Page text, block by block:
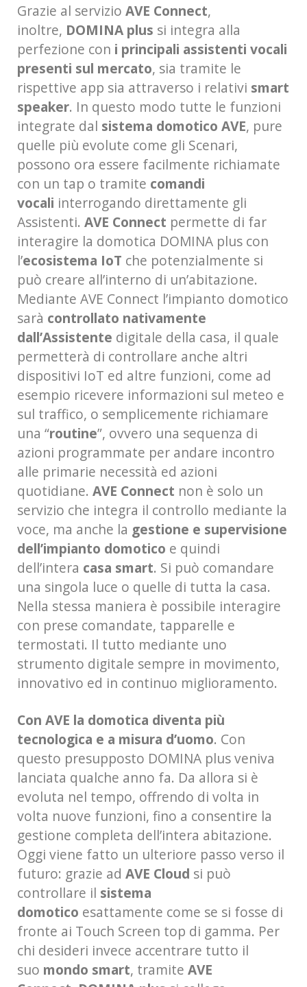
Grazie al servizio AVE Connect,
inoltre, DOMINA plus si integra alla
perfezione con i principali assistenti vocali
presenti sul mercato, sia tramite le
rispettive app sia attraverso i relativi smart
speaker. In questo modo tutte le funzioni
integrate dal sistema domotico AVE, pure
quelle più evolute come gli Scenari,
possono ora essere facilmente richiamate
con un tap o tramite comandi
vocali interrogando direttamente gli
Assistenti. AVE Connect permette di far
interagire la domotica DOMINA plus con
l’ecosistema IoT che potenzialmente si
può creare all’interno di un’abitazione.
Mediante AVE Connect l’impianto domotico
sarà controllato nativamente
dall’Assistente digitale della casa, il quale
permetterà di controllare anche altri
dispositivi IoT ed altre funzioni, come ad
esempio ricevere informazioni sul meteo e
sul traffico, o semplicemente richiamare
una “routine”, ovvero una sequenza di
azioni programmate per andare incontro
alle primarie necessità ed azioni
quotidiane. AVE Connect non è solo un
servizio che integra il controllo mediante la
voce, ma anche la gestione e supervisione
dell’impianto domotico e quindi
dell’intera casa smart. Si può comandare
una singola luce o quelle di tutta la casa.
Nella stessa maniera è possibile interagire
con prese comandate, tapparelle e
termostati. Il tutto mediante uno
strumento digitale sempre in movimento,
innovativo ed in continuo miglioramento.
Con AVE la domotica diventa più
tecnologica e a misura d’uomo. Con
questo presupposto DOMINA plus veniva
lanciata qualche anno fa. Da allora si è
evoluta nel tempo, offrendo di volta in
volta nuove funzioni, fino a consentire la
gestione completa dell’intera abitazione.
Oggi viene fatto un ulteriore passo verso il
futuro: grazie ad AVE Cloud si può
controllare il sistema
domotico esattamente come se si fosse di
fronte ai Touch Screen top di gamma. Per
chi desideri invece accentrare tutto il
suo mondo smart, tramite AVE